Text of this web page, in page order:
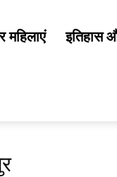
महिलाएं इतिहास